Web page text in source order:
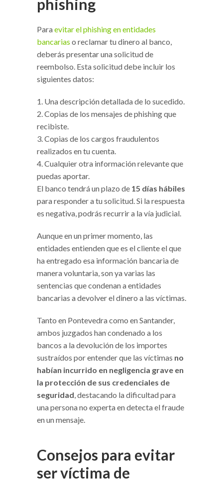
phishing
Paraevitar el phishing en entidades
bancarias o reclamar tu dinero al banco,
deberás presentar una solicitud de
reembolso. Esta solicitud debe incluir los
siguientes datos:
Una descripción detallada de lo sucedido.
Copias de los mensajes de phishing que
recibiste.
Copias de los cargos fraudulentos
realizados en tu cuenta.
Cualquier otra información relevante que
puedas aportar.
El banco tendrá un plazo de 15 días hábiles
para responder a tu solicitud. Si la respuesta
es negativa, podrás recurrir a la vía judicial.
Aunque en un primer momento, las
entidades entienden que es el cliente el que
ha entregado esa información bancaria de
manera voluntaria, son ya varias las
sentencias que condenan a entidades
bancarias a devolver el dinero a las víctimas.
Tanto en Pontevedra como en Santander,
ambos juzgados han condenado a los
bancos a la devolución de los importes
sustraídos por entender que las víctimas no
habían incurrido en negligencia grave en
la protección de sus credenciales de
seguridad, destacando la dificultad para
una persona no experta en detecta el fraude
en un mensaje.
Consejos para evitar
ser víctima de